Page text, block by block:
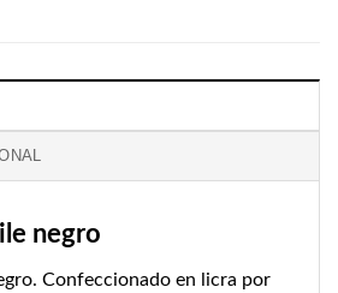
negro
Confeccionado en licra por